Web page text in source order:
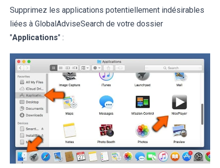
Supprimez les applications potentiellement indésirables
liées à GlobalAdviseSearch de votre dossier
"Applications" :